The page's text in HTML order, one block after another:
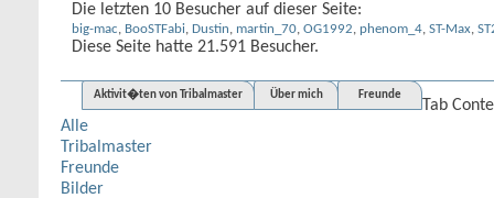
Die letzten 10 Besucher auf dieser Seite:
big-mac, BooSTFabi, Dustin, martin_70, OG1992, phenom_4, ST-Max,
Diese Seite hatte 21.591 Besucher.
Aktivit�ten von Tribalmaster Über mich Freunde
Tab
Alle
Tribalmaster
Freunde
Bilder